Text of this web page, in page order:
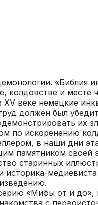
«Библия
колдовстве и месте
веке немецкие
должен был
их
по искоренению
в наши дни
памятником своей
старинных
историка-
«Мифы от и
с